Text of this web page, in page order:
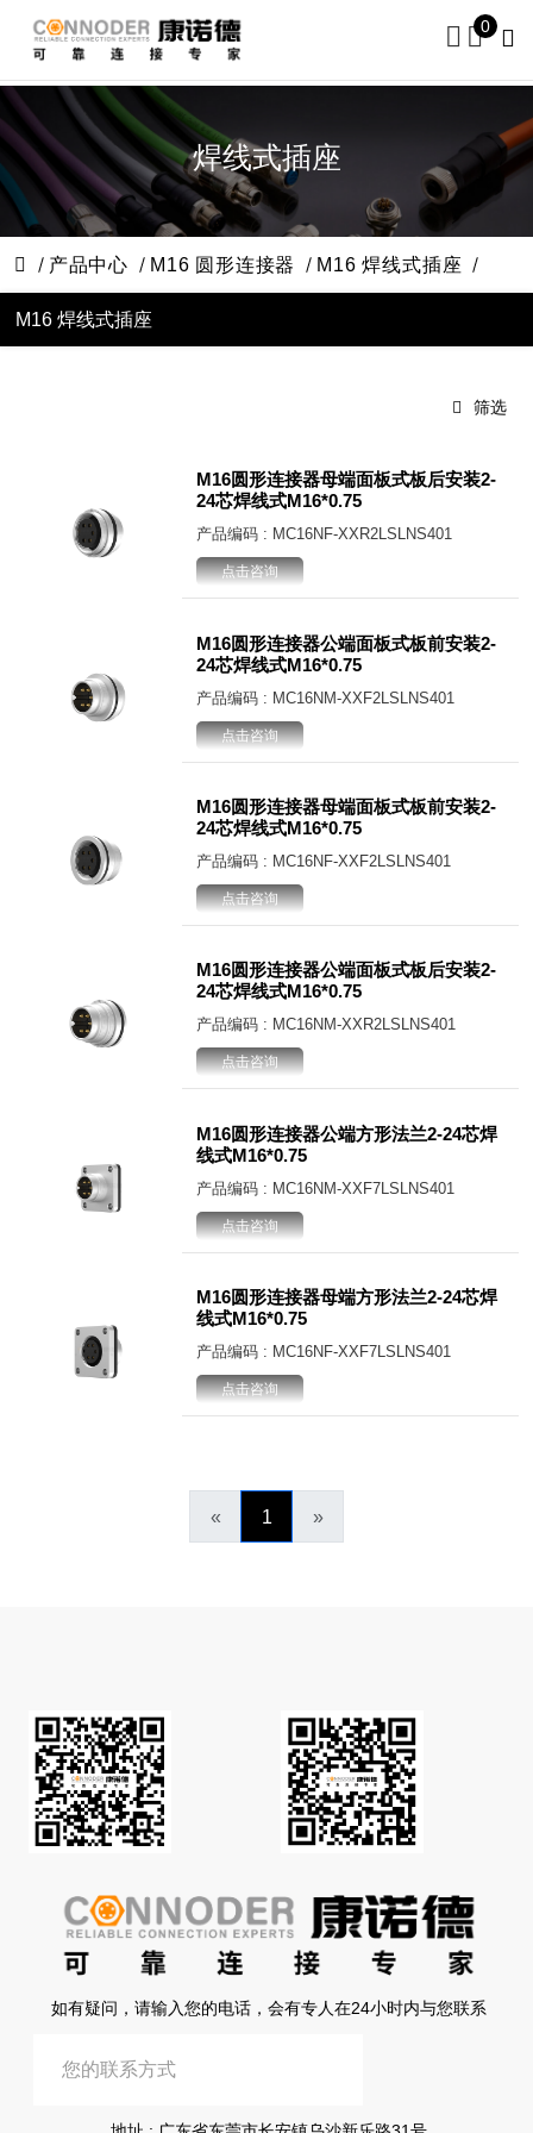
0
焊线式插座
产品中心 M16 圆形连接器 M16 焊线式插座
M16 焊线式插座
筛选
M16圆形连接器母端面板式板后安装2-
24芯焊线式M16*0.75
产品编码 : MC16NF-XXR2LSLNS401
点击咨询
M16圆形连接器公端面板式板前安装2-
24芯焊线式M16*0.75
产品编码 : MC16NM-XXF2LSLNS401
点击咨询
M16圆形连接器母端面板式板前安装2-
24芯焊线式M16*0.75
产品编码 : MC16NF-XXF2LSLNS401
点击咨询
M16圆形连接器公端面板式板后安装2-
24芯焊线式M16*0.75
产品编码 : MC16NM-XXR2LSLNS401
点击咨询
M16圆形连接器公端方形法兰2-24芯焊
线式M16*0.75
产品编码 : MC16NM-XXF7LSLNS401
点击咨询
M16圆形连接器母端方形法兰2-24芯焊
线式M16*0.75
产品编码 : MC16NF-XXF7LSLNS401
点击咨询
« 1 »
如有疑问，请输入您的电话，会有专人在24小时内与您联系